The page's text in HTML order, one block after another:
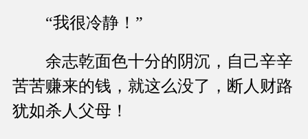
“我很冷静！”
余志乾面色十分的阴沉，自己辛辛
苦苦赚来的钱，就这么没了，断人财路
犹如杀人父母！